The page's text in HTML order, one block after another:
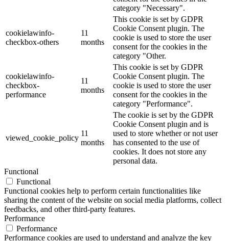
category "Necessary".
cookielawinfo-
checkbox-others
11
months
This cookie is set by GDPR
Cookie Consent plugin. The
cookie is used to store the user
consent for the cookies in the
category "Other.
cookielawinfo-
checkbox-
performance
11
months
This cookie is set by GDPR
Cookie Consent plugin. The
cookie is used to store the user
consent for the cookies in the
category "Performance".
viewed_cookie_policy
11
months
The cookie is set by the GDPR
Cookie Consent plugin and is
used to store whether or not user
has consented to the use of
cookies. It does not store any
personal data.
Functional
Functional
Functional cookies help to perform certain functionalities like
sharing the content of the website on social media platforms, collect
feedbacks, and other third-party features.
Performance
Performance
Performance cookies are used to understand and analyze the key